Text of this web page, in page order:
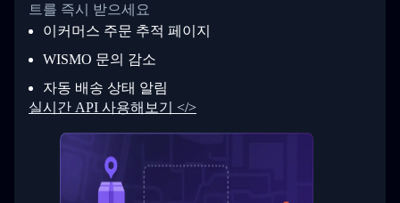
28
29
30
31
33
34
"Details": "BEIJING-
          }
        ]
      }
  }
}
트를 즉시 받으세요
이커머스 주문 추적 페이지
WISMO 문의 감소
자동 배송 상태 알림
실시간 API 사용해보기 </>